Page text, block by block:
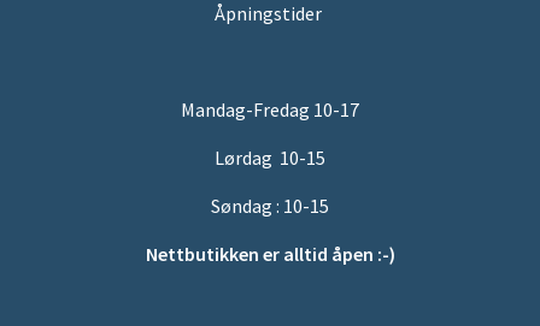
Åpningstider
Mandag-Fredag 10-17
Lørdag 10-15
Søndag : 10-15
Nettbutikken er alltid åpen :-)